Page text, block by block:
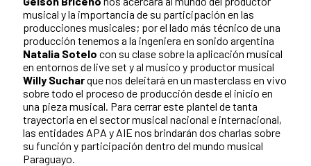
musical y la importancia de su participación en las
producciones musicales; por el lado más técnico de una
producción tenemos a la ingeniera en sonido argentina
Natalia Sotelo con su clase sobre la aplicación musical
en entornos de live set y al musico y productor musical
Willy Sucharque nos deleitará en un masterclass en vivo
sobre todo el proceso de producción desde el inicio en
una pieza musical. Para cerrar este plantel de tanta
trayectoria en el sector musical nacional e internacional,
las entidades APA y AIE nos brindarán dos charlas sobre
su función y participación dentro del mundo musical
Paraguayo.